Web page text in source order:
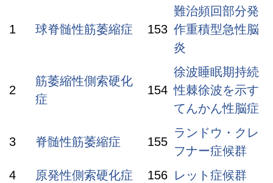
1 球脊髄性筋萎縮症 153
難治頻回部分発
作重積型急性脳
炎
2
筋萎縮性側索硬化
症
154
徐波睡眠期持続
性棘徐波を示す
てんかん性脳症
3 脊髄性筋萎縮症 155
ランドウ・クレ
フナー症候群
4
原発性側索硬化症 156 レット症候群